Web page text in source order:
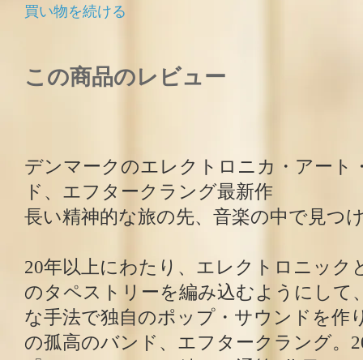
買い物を続ける
この商品のレビュー
デンマークのエレクトロニカ・アート
ド、エフタークラング最新作
長い精神的な旅の先、音楽の中で見つ
20年以上にわたり、エレクトロニック
のタペストリーを編み込むようにして
な手法で独自のポップ・サウンドを作
の孤高のバンド、エフタークラング。